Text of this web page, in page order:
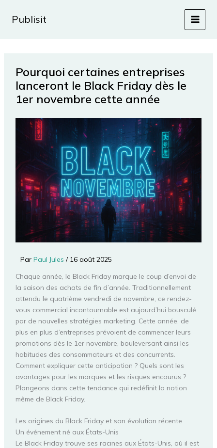
Publisit
Pourquoi certaines entreprises
lanceront le Black Friday dès le
1er novembre cette année
Par Paul Jules / 16 août 2025
Chaque année, le Black Friday marque le coup d’envoi de
la saison des achats de fin d’année. Traditionnellement
attendu le quatrième vendredi de novembre, ce rendez-
vous commercial incontournable est aujourd’hui bousculé
par de nouvelles stratégies marketing. Cette année, de
plus en plus d’entreprises prévoient de commencer leurs
promotions dès le 1er novembre, bouleversant ainsi les
habitudes des consommateurs et des concurrents.
Comment expliquer cette anticipation ? Quels sont les
avantages pour les marques et les risques encourus ?
Plongeons dans cette tendance qui redéfinit la notion
même de Black Friday.
Les origines du Black Friday et son évolution récente
Un événement né aux États-Unis
Le Black Friday trouve ses racines aux États-Unis, où il est